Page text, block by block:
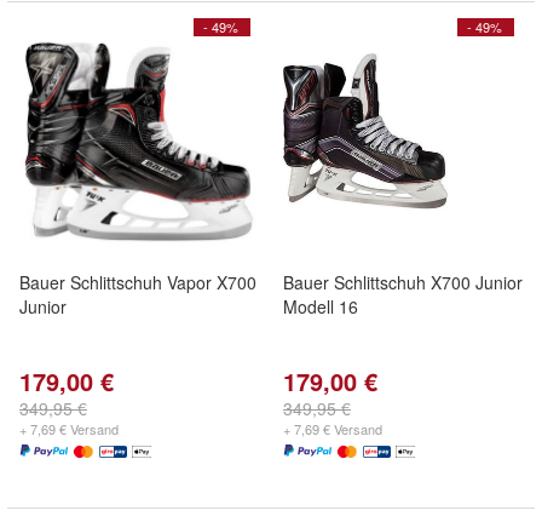
- 49%
Bauer Schlittschuh Vapor X700
Junior
179,00 €
349,95 €
+ 7,69 € Versand
- 49%
Bauer Schlittschuh X700 Junior
Modell 16
179,00 €
349,95 €
+ 7,69 € Versand